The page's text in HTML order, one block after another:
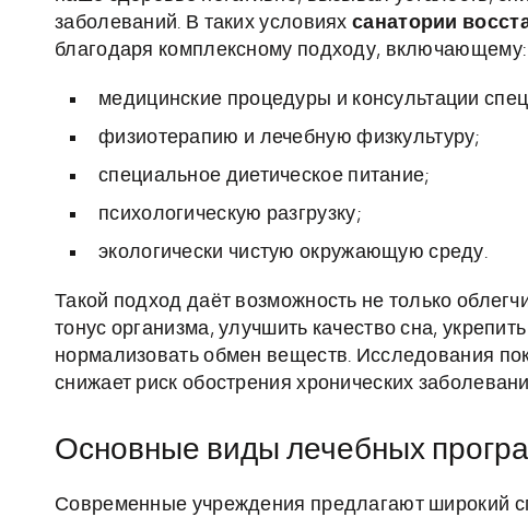
заболеваний. В таких условиях санатории
благодаря комплексному подходу, включающему:
медицинские процедуры и консультации
физиотерапию и лечебную физкультуру;
специальное диетическое питание;
психологическую разгрузку;
экологически чистую окружающую среду.
Такой подход даёт возможность не только
тонус организма, улучшить качество сна,
нормализовать обмен веществ. Исследования
снижает риск обострения хронических
Основные виды лечебных
Современные учреждения предлагают широкий